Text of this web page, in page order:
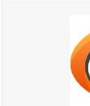
الفكر والإبداع
بالأرض ...